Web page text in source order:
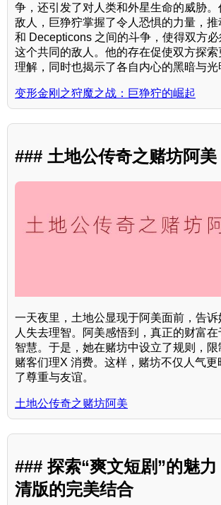
争，还引发了对人类和外星生命的威胁
敌人，巨狰狞掌握了令人恐惧的力量，
和 Decepticons 之间的斗争，使得双方
这个共同的敌人。他的存在促使双方探
理解，同时也揭示了各自内心的黑暗与光
变形金刚之狩魔之战：巨狰狞的崛起
### 土地公传奇之赌坊阿美
一天夜里，土地公显现于阿美面前，告
人失去理智。阿美感悟到，真正的财富
智慧。于是，她在赌坊中设立了规则，
赌客们理X 消费。这样，赌坊不仅人气
了尊重与友谊。
土地公传奇之赌坊阿美
### 探索“爽文短剧”的魅
清版的完美结合